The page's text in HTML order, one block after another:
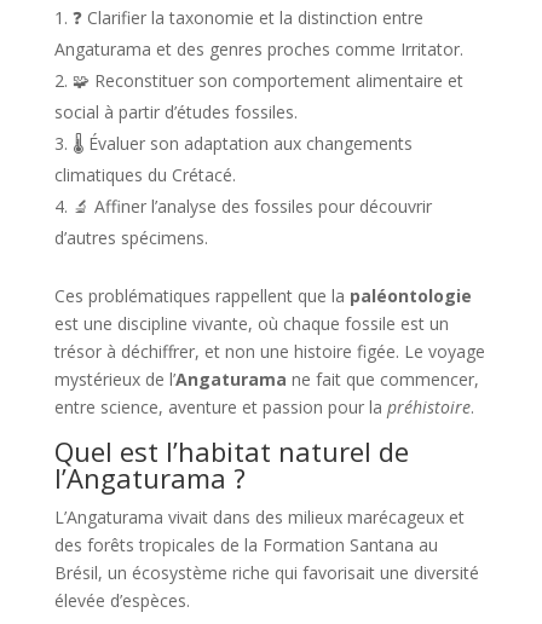
❓ Clarifier la taxonomie et la distinction entre
Angaturama et des genres proches comme Irritator.
🧩 Reconstituer son comportement alimentaire et
social à partir d’études fossiles.
🌡️ Évaluer son adaptation aux changements
climatiques du Crétacé.
🔬 Affiner l’analyse des fossiles pour découvrir
d’autres spécimens.
Ces problématiques rappellent que la paléontologie
est une discipline vivante, où chaque fossile est un
trésor à déchiffrer, et non une histoire figée. Le voyage
mystérieux de l’Angaturama ne fait que commencer,
entre science, aventure et passion pour la préhistoire.
Quel est l’habitat naturel de
l’Angaturama ?
L’Angaturama vivait dans des milieux marécageux et
des forêts tropicales de la Formation Santana au
Brésil, un écosystème riche qui favorisait une diversité
élevée d’espèces.